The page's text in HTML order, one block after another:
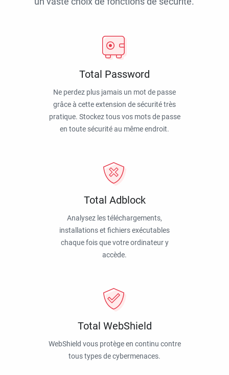
Total Password
Ne perdez plus jamais un mot de passe
grâce à cette extension de sécurité très
pratique. Stockez tous vos mots de passe
en toute sécurité au même endroit.
Total Adblock
Analysez les téléchargements,
installations et fichiers exécutables
chaque fois que votre ordinateur y
accède.
Total WebShield
WebShield vous protège en continu contre
tous types de cybermenaces.